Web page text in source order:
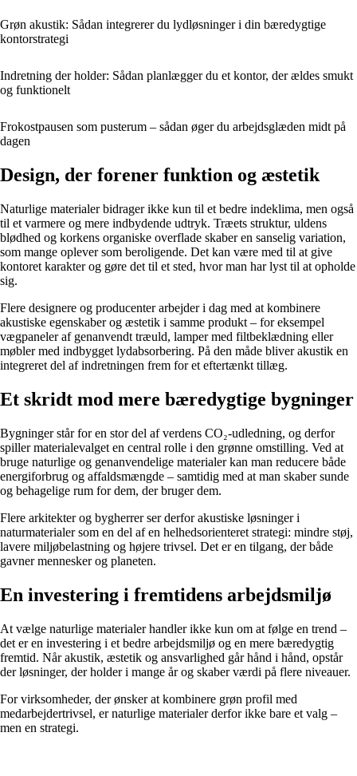
Grøn akustik: Sådan integrerer du lydløsninger i din bæredygtige
kontorstrategi
Indretning der holder: Sådan planlægger du et kontor, der ældes smukt
og funktionelt
Frokostpausen som pusterum – sådan øger du arbejdsglæden midt på
dagen
Design, der forener funktion og æstetik
Naturlige materialer bidrager ikke kun til et bedre indeklima, men også
til et varmere og mere indbydende udtryk. Træets struktur, uldens
blødhed og korkens organiske overflade skaber en sanselig variation,
som mange oplever som beroligende. Det kan være med til at give
kontoret karakter og gøre det til et sted, hvor man har lyst til at opholde
sig.
Flere designere og producenter arbejder i dag med at kombinere
akustiske egenskaber og æstetik i samme produkt – for eksempel
vægpaneler af genanvendt træuld, lamper med filtbeklædning eller
møbler med indbygget lydabsorbering. På den måde bliver akustik en
integreret del af indretningen frem for et eftertænkt tillæg.
Et skridt mod mere bæredygtige bygninger
Bygninger står for en stor del af verdens CO₂-udledning, og derfor
spiller materialevalget en central rolle i den grønne omstilling. Ved at
bruge naturlige og genanvendelige materialer kan man reducere både
energiforbrug og affaldsmængde – samtidig med at man skaber sunde
og behagelige rum for dem, der bruger dem.
Flere arkitekter og bygherrer ser derfor akustiske løsninger i
naturmaterialer som en del af en helhedsorienteret strategi: mindre støj,
lavere miljøbelastning og højere trivsel. Det er en tilgang, der både
gavner mennesker og planeten.
En investering i fremtidens arbejdsmiljø
At vælge naturlige materialer handler ikke kun om at følge en trend –
det er en investering i et bedre arbejdsmiljø og en mere bæredygtig
fremtid. Når akustik, æstetik og ansvarlighed går hånd i hånd, opstår
der løsninger, der holder i mange år og skaber værdi på flere niveauer.
For virksomheder, der ønsker at kombinere grøn profil med
medarbejdertrivsel, er naturlige materialer derfor ikke bare et valg –
men en strategi.